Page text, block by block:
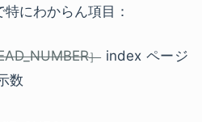
にわからん項目：
index ページ
数